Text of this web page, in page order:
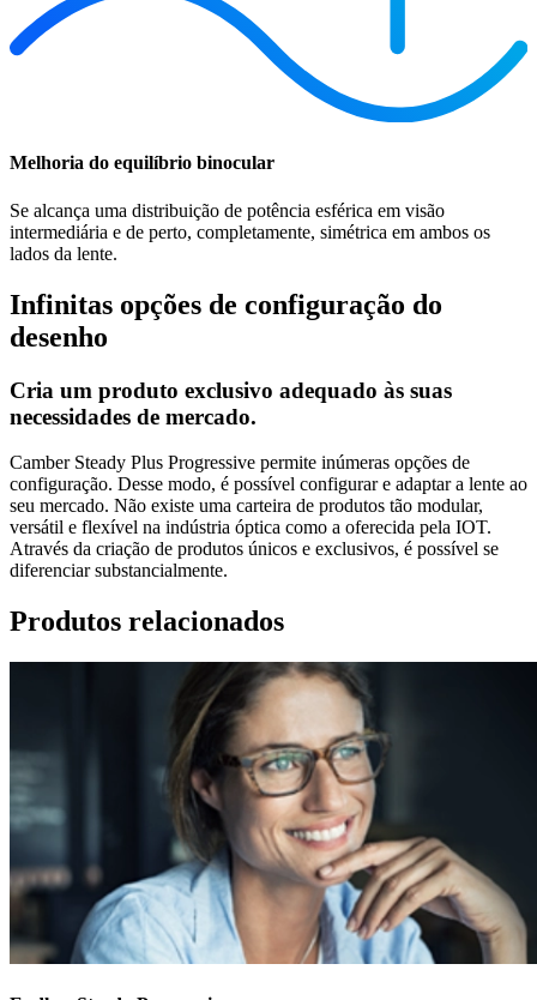
Melhoria do equilíbrio binocular
Se alcança uma distribuição de potência esférica em visão
intermediária e de perto, completamente, simétrica em ambos os
lados da lente.
Infinitas opções de configuração do
desenho
Cria um produto exclusivo adequado às suas
necessidades de mercado.
Camber Steady Plus Progressive permite inúmeras opções de
configuração. Desse modo, é possível configurar e adaptar a lente ao
seu mercado. Não existe uma carteira de produtos tão modular,
versátil e flexível na indústria óptica como a oferecida pela IOT.
Através da criação de produtos únicos e exclusivos, é possível se
diferenciar substancialmente.
Produtos relacionados